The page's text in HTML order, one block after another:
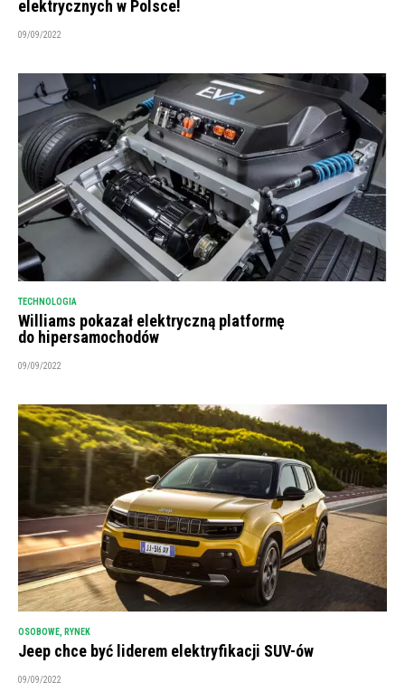
elektrycznych w Polsce!
09/09/2022
TECHNOLOGIA
Williams pokazał elektryczną platformę
do hipersamochodów
09/09/2022
OSOBOWE RYNEK
Jeep chce być liderem elektryfikacji SUV-ów
09/09/2022